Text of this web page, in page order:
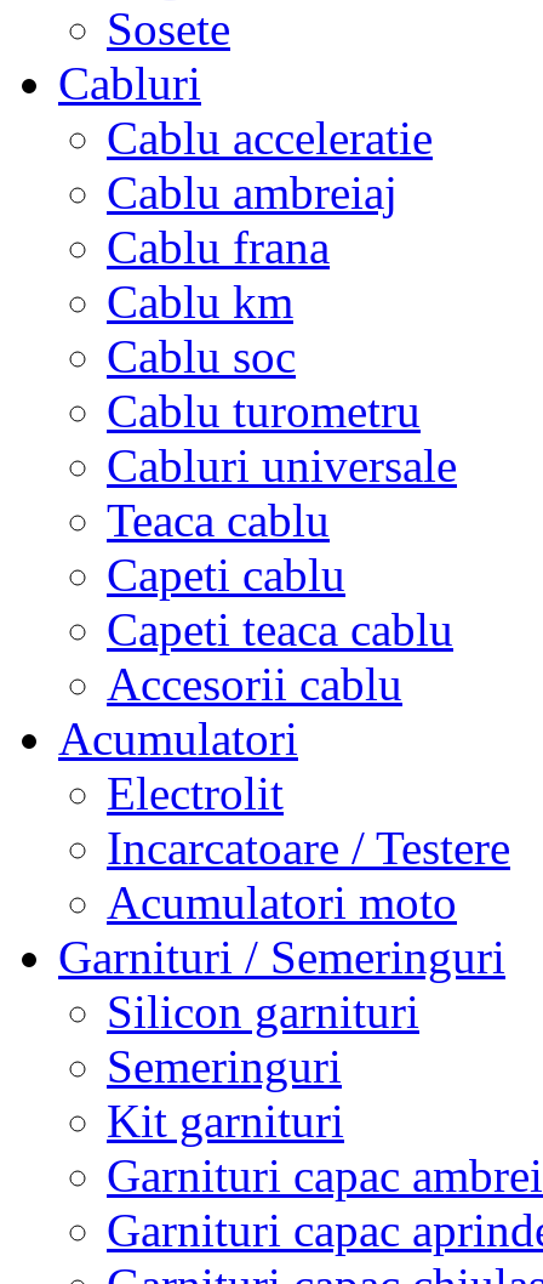
Sosete
Cabluri
Cablu acceleratie
Cablu ambreiaj
Cablu frana
Cablu km
Cablu soc
Cablu turometru
Cabluri universale
Teaca cablu
Capeti cablu
Capeti teaca cablu
Accesorii cablu
Acumulatori
Electrolit
Incarcatoare / Testere
Acumulatori moto
Garnituri / Semeringuri
Silicon garnituri
Semeringuri
Kit garnituri
Garnituri capac
Garnituri capac